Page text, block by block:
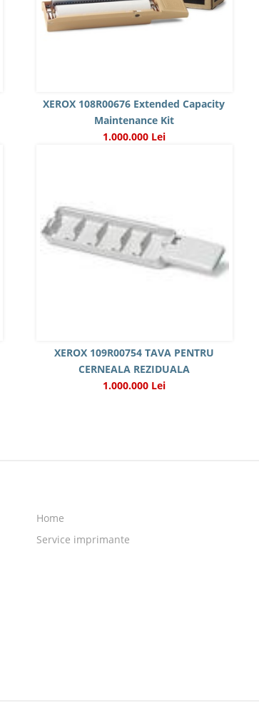
XEROX 108R00676 Extended Capacity
Maintenance Kit
1.000.000 Lei
XEROX 109R00754 TAVA PENTRU
CERNEALA REZIDUALA
1.000.000 Lei
Home
Service imprimante